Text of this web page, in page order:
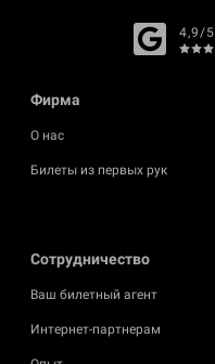
4,9/5
Фирма
О нас
Билеты из первых рук
Cотрудничество
Ваш билетный агент
Интернет-партнерам